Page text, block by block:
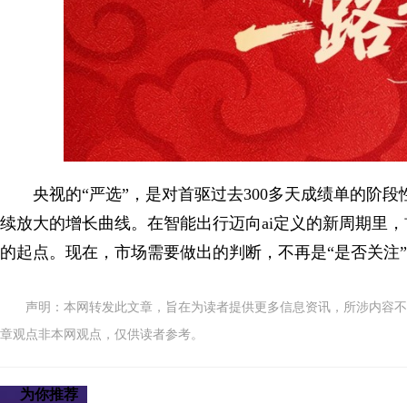
央视的“严选”，是对首驱过去300多天成绩单的阶
续放大的增长曲线。在智能出行迈向ai定义的新周期里
的起点。现在，市场需要做出的判断，不再是“是否关注
声明：本网转发此文章，旨在为读者提供更多信息资讯，所涉内容
章观点非本网观点，仅供读者参考。
为你推荐